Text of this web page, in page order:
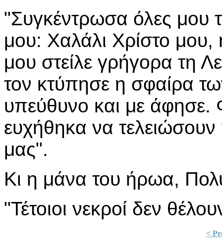
"Συγκέντρωσα όλες μου
μου: Χαλάλι Χρίστο
μου στείλε γρήγορα τη
τον κτύπησε η σφαίρα
υπεύθυνο και με άφησε.
ευχήθηκα να
μας".
Κι η μάνα του ήρωα,
"Τέτοιοι νεκροί δεν
<